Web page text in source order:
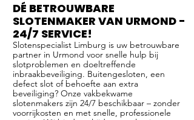
DÉ BETROUWBARE
SLOTENMAKER VAN URMOND -
24/7 SERVICE!
Slotenspecialist Limburg is uw betrouwbare
partner in Urmond voor snelle hulp bij
slotproblemen en doeltreffende
inbraakbeveiliging. Buitengesloten, een
defect slot of behoefte aan extra
beveiliging? Onze vakbekwame
slotenmakers zijn 24/7 beschikbaar – zonder
voorrijkosten en met snelle, professionele